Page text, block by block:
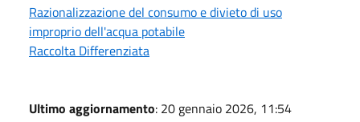
Razionalizzazione del consumo e divieto di uso
improprio dell'acqua potabile
Raccolta Differenziata
Ultimo aggiornamento: 20 gennaio 2026, 11:54